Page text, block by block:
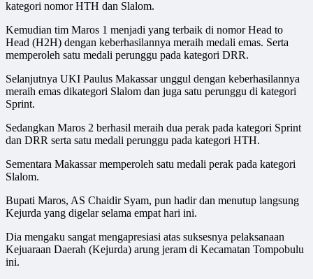
kategori nomor HTH dan Slalom.
Kemudian tim Maros 1 menjadi yang terbaik di nomor Head to
Head (H2H) dengan keberhasilannya meraih medali emas. Serta
memperoleh satu medali perunggu pada kategori DRR.
Selanjutnya UKI Paulus Makassar unggul dengan keberhasilannya
meraih emas dikategori Slalom dan juga satu perunggu di kategori
Sprint.
Sedangkan Maros 2 berhasil meraih dua perak pada kategori Sprint
dan DRR serta satu medali perunggu pada kategori HTH.
Sementara Makassar memperoleh satu medali perak pada kategori
Slalom.
Bupati Maros, AS Chaidir Syam, pun hadir dan menutup langsung
Kejurda yang digelar selama empat hari ini.
Dia mengaku sangat mengapresiasi atas suksesnya pelaksanaan
Kejuaraan Daerah (Kejurda) arung jeram di Kecamatan Tompobulu
ini.